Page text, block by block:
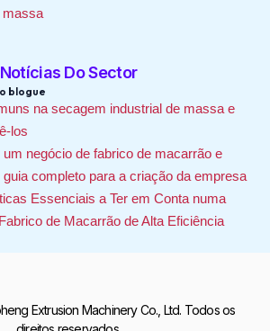
massa
Notícias Do Sector
blogue
na secagem industrial de massa e
los
negócio de fabrico de macarrão e
completo para a criação da empresa
Essenciais a Ter em Conta numa
de Macarrão de Alta Eficiência
Extrusion Machinery Co., Ltd. Todos os